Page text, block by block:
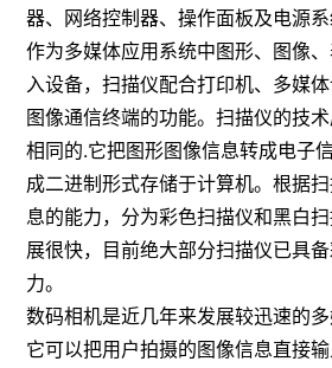
器、网络控制器、操作面板及电源系
作为多媒体应用系统中图形、图像
入设备，扫描仪配合打印机、多媒
图像通信终端的功能。扫描仪的技
相同的.它把图形图像信息转成电子
成二进制形式存储于计算机。根据
息的能力，分为彩色扫描仪和黑白
展很快，目前绝大部分扫描仪已具
力。
数码相机是近几年来发展较迅速的多
它可以把用户拍摄的图像信息直接